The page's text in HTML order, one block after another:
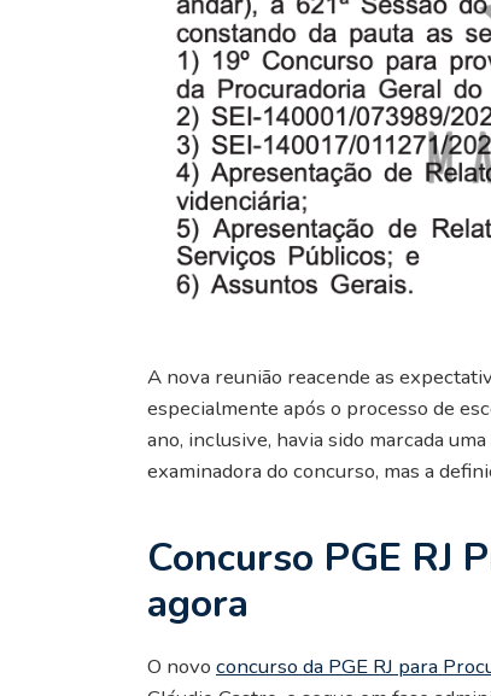
A nova reunião reacende as
especialmente após o processo de
ano, inclusive, havia sido marcada
examinadora do concurso, mas a
Concurso PGE RJ
agora
O novo concurso da PGE RJ para